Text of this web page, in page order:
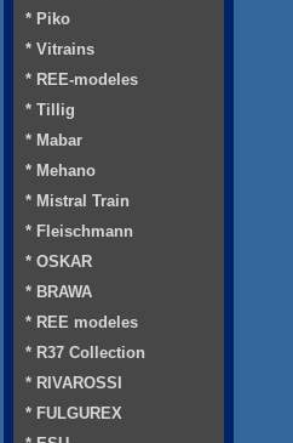
* Piko
* Vitrains
* REE-modeles
* Tillig
* Mabar
* Mehano
* Mistral Train
* Fleischmann
* OSKAR
* BRAWA
* REE modeles
* R37 Collection
* RIVAROSSI
* FULGUREX